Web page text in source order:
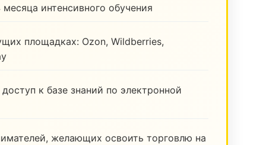
интенсивного обучения
площадках: Ozon, Wildberries,
к базе знаний по электронной
желающих освоить торговлю на